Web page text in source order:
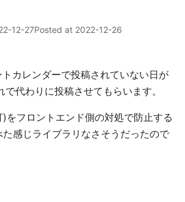
12-27Posted at 2022-12-26
カレンダーで投稿されていない日が
代わりに投稿させてもらいます。
をフロントエンド側の対処で防止する
感じライブラリなさそうだったので